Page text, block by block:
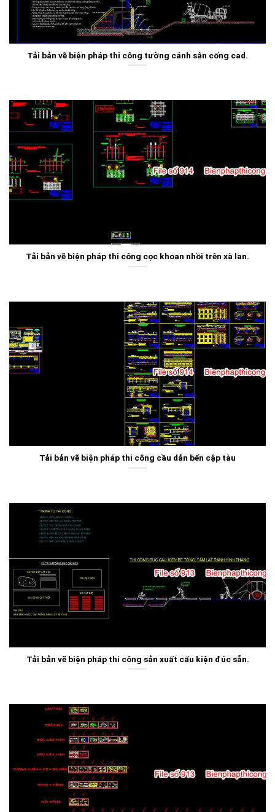
Tải bản vẽ biện pháp thi công tường cánh sân cống cad.
Tải bản vẽ biện pháp thi công cọc khoan nhồi trên xà lan.
Tải bản vẽ biện pháp thi công cầu dẫn bến cập tàu
Tải bản vẽ biện pháp thi công sản xuất cấu kiện đúc sẵn.